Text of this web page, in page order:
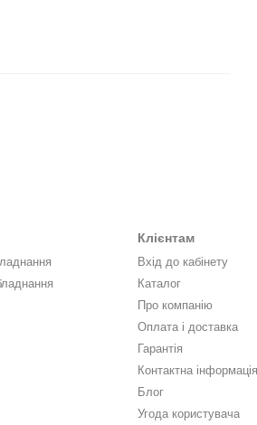
Клієнтам
Вхід до кабінету
Каталог
Про компанію
Оплата і доставка
Гарантія
Контактна інформація
Блог
Угода користувача